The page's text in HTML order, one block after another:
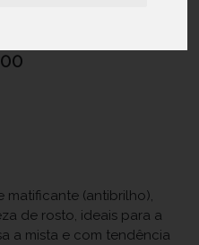
matificante (antibrilho),
de rosto, ideais para a
a mista e com tendência